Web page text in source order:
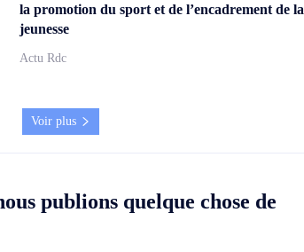
la promotion du sport et de l’encadrement de la
jeunesse
Actu Rdc
Voir plus
publions quelque chose de